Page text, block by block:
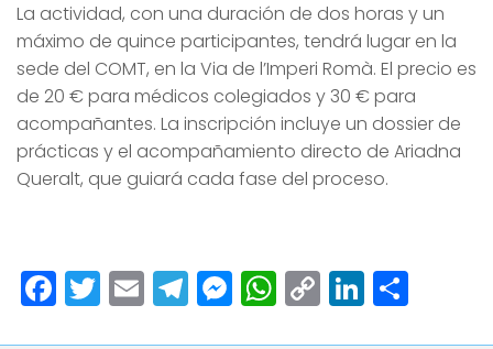
La actividad, con una duración de dos horas y un
máximo de quince participantes, tendrá lugar en la
sede del COMT, en la Via de l’Imperi Romà. El precio es
de 20 € para médicos colegiados y 30 € para
acompañantes. La inscripción incluye un dossier de
prácticas y el acompañamiento directo de Ariadna
Queralt, que guiará cada fase del proceso.
Facebook
Twitter
EmailTelegram
Messenger
WhatsApp
Copy
Link